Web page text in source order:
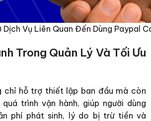
Dịch Vụ Liên Quan Đến Dùng Paypal
Trong Quản Lý Và Tối Ưu
chỉ hỗ trợ thiết lập ban đầu mà còn
trình vận hành, giúp người dùng
phí phát sinh, lý do bị trừ tiền và